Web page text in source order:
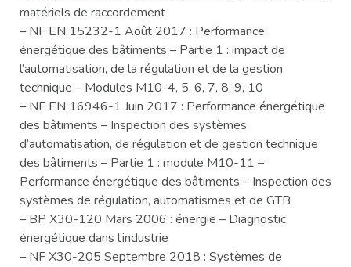
matériels de raccordement
– NF EN 15232-1 Août 2017 : Performance
énergétique des bâtiments – Partie 1 : impact de
l’automatisation, de la régulation et de la gestion
technique – Modules M10-4, 5, 6, 7, 8, 9, 10
– NF EN 16946-1 Juin 2017 : Performance énergétique
des bâtiments – Inspection des systèmes
d’automatisation, de régulation et de gestion technique
des bâtiments – Partie 1 : module M10-11 –
Performance énergétique des bâtiments – Inspection des
systèmes de régulation, automatismes et de GTB
– BP X30-120 Mars 2006 : énergie – Diagnostic
énergétique dans l’industrie
– NF X30-205 Septembre 2018 : Systèmes de